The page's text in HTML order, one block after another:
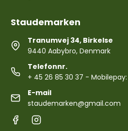
Staudemarken
Tranumvej 34, Birkelse
9440 Aabybro, Denmark
Telefonnr.
+ 45 26 85 30 37 -
E-mail
staudemarken@gmail.com